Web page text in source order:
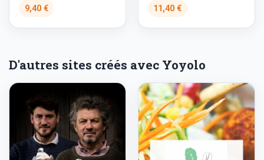
9,40 € 11,40 €
D'autres sites créés avec Yoyolo